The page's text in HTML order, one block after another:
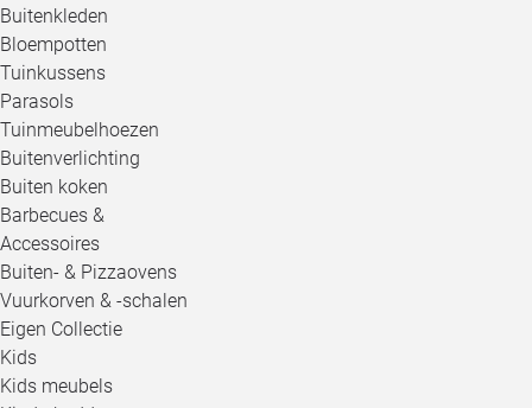
Buitenkleden
Bloempotten
Tuinkussens
Parasols
Tuinmeubelhoezen
Buitenverlichting
Buiten koken
Barbecues &
Accessoires
Buiten- & Pizzaovens
Vuurkorven & -schalen
Eigen Collectie
Kids
Kids meubels